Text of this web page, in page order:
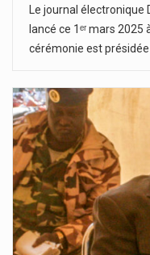
Le journal
lancé ce 1ᵉʳ mars
cérémonie est présidée